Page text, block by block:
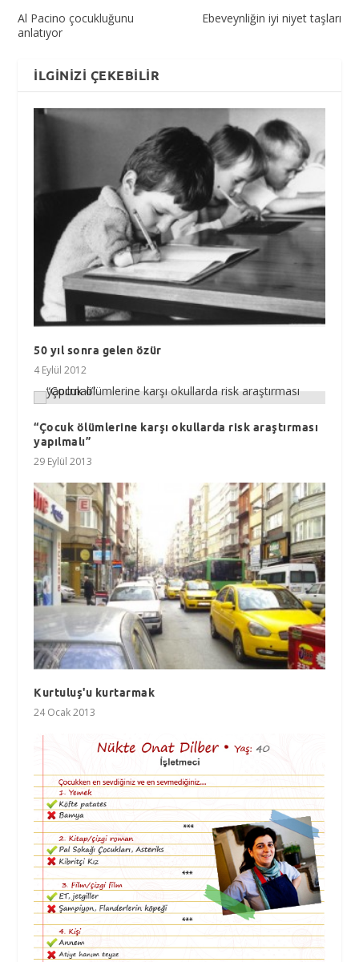
Al Pacino çocukluğunu
anlatıyor
Ebeveynliğin iyi niyet taşları
İLGINIZI ÇEKEBILIR
50 yıl sonra gelen özür
4 Eylül 2012
“Çocuk ölümlerine karşı okullarda risk araştırması
yapılmalı”
29 Eylül 2013
Kurtuluş'u kurtarmak
24 Ocak 2013